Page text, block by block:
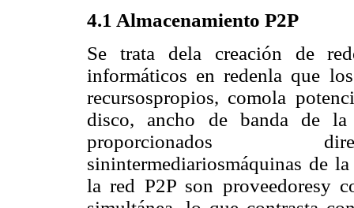
4.1 Almacenamiento P2P
Se trata dela creación de
informáticos en redenla que
recursospropios, comola
disco, ancho de banda de la
proporcionados
sinintermediariosmáquinas de
la red P2P son proveedoresy